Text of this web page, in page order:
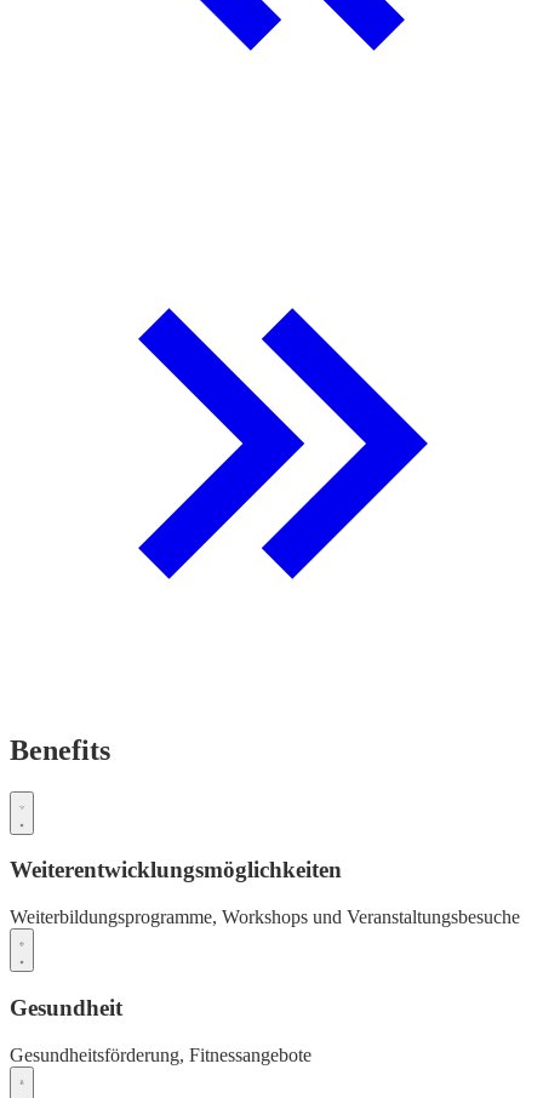
Benefits
Weiterentwicklungsmöglichkeiten
Weiterbildungsprogramme, Workshops und Veranstaltungsbesuche
Gesundheit
Gesundheitsförderung, Fitnessangebote